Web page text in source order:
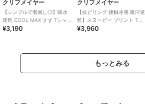
クリフメイヤー
【シンプルで着回し◎】吸水
速乾 COOL MAX すず Tシャツ
半袖 120cm～170cm
¥3,190
クリフメイヤー
【抗ピリング 接触冷感 吸汗速
乾】スヌーピー プリント Tシ
ャツ サーフ 120cm～170cm
¥3,960
もっとみる